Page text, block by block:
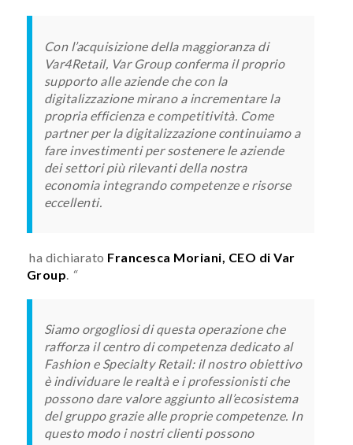
Con l’acquisizione della maggioranza di
Var4Retail, Var Group conferma il proprio
supporto alle aziende che con la
digitalizzazione mirano a incrementare la
propria efficienza e competitività. Come
partner per la digitalizzazione continuiamo a
fare investimenti per sostenere le aziende
dei settori più rilevanti della nostra
economia integrando competenze e risorse
eccellenti.
ha dichiarato Francesca Moriani, CEO di Var
Group “
Siamo orgogliosi di questa operazione che
rafforza il centro di competenza dedicato al
Fashion e Specialty Retail: il nostro obiettivo
è individuare le realtà e i professionisti che
possono dare valore aggiunto all’ecosistema
del gruppo grazie alle proprie competenze. In
questo modo i nostri clienti possono